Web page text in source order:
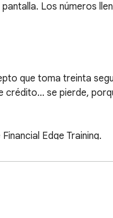
Los números
que toma treinta
se pierde,
Edge Training.
financiero,
ranking del Financial
del mundo.